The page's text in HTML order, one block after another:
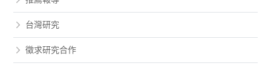
台灣研究
徵求研究合作